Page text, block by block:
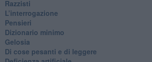
Razzisti
​L’interrogazione
Pensieri
​Dizionario minimo
Gelosia
Di cose pesanti e di leggere